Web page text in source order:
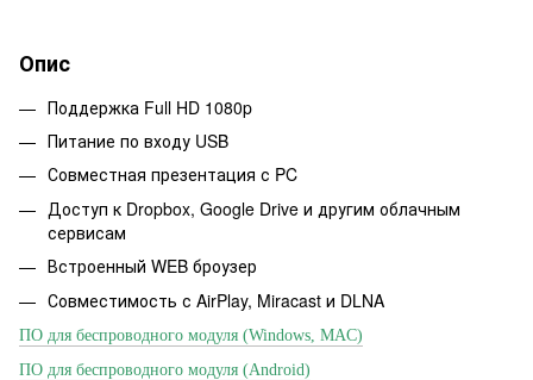
Опис
Поддержка Full HD 1080p
Питание по входу USB
Совместная презентация с PC
Доступ к Dropbox, Google Drive и другим облачным
сервисам
Встроенный WEB броузер
Совместимость с AirPlay, Miracast и DLNA
ПО для беспроводного модуля (Windows, MAC)
ПО для беспроводного модуля (Android)